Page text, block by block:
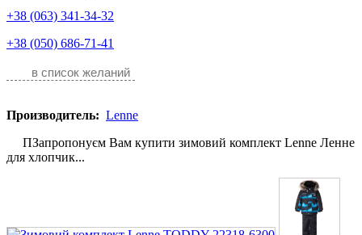
+38 (063) 341-34-32
+38 (050) 686-71-41
в список желаний
Производитель: Lenne
ПЗапропонуєм Вам купити зимовий комплект Lenne Ленне
для хлопчик...